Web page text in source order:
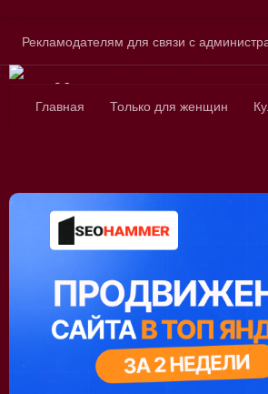
Рекламодателям для связи с
Сайт для
Главная Только для женщин